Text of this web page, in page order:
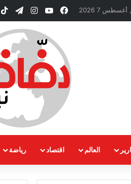
7 2026 فيسبوك‫YouTubeانستقرام
العالم اقتصاد رياضة